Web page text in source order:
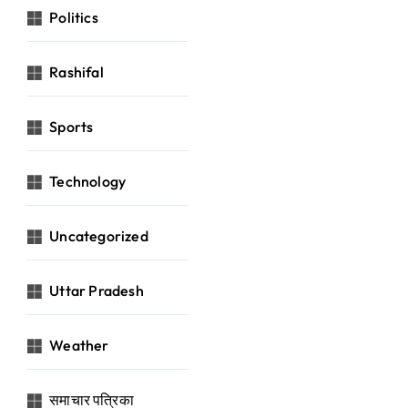
Politics
Rashifal
Sports
Technology
Uncategorized
Uttar Pradesh
Weather
समाचार पत्रिका